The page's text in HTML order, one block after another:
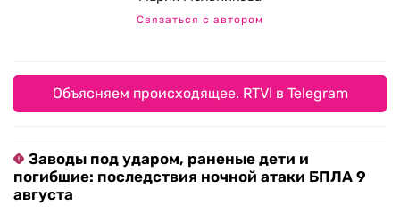
Связаться с автором
Объясняем происходящее. RTVI в Telegram
Заводы под ударом, раненые дети и
погибшие: последствия ночной атаки БПЛА 9
августа